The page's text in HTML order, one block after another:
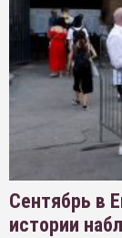
Сентябрь в
истории